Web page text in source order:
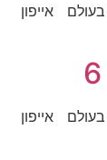
אייפון
אייפון